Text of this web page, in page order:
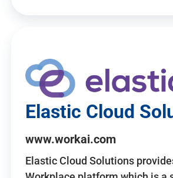
Elastic Cloud
www.workai.com
Elastic Cloud Solutions